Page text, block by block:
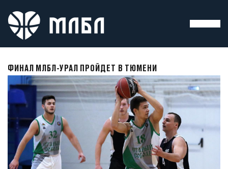
ФИНАЛ МЛБЛ-УРАЛ ПРОЙДЕТ В ТЮМЕНИ